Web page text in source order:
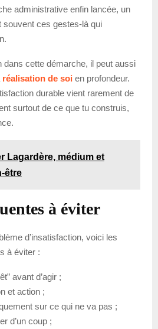
administrative enfin lancée, un
souvent ces gestes-là qui
dans cette démarche, il peut aussi
réalisation de soi en profondeur.
durable vient rarement de
surtout de ce que tu construis,
Lagardère, médium et
être
à éviter
d’insatisfaction, voici les
à éviter :
avant d’agir ;
et action ;
sur ce qui ne va pas ;
d’un coup ;